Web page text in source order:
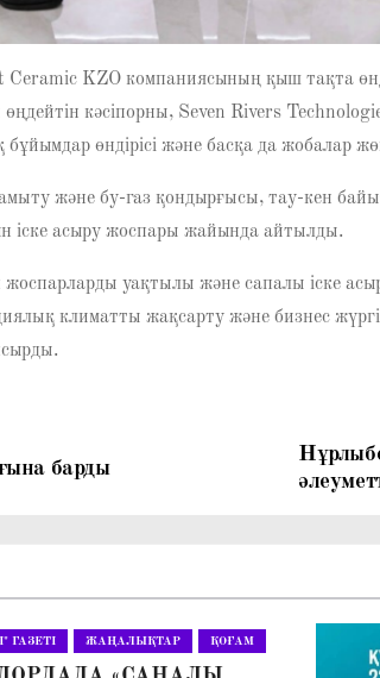
KZO компаниясының қыш тақта
кәсіпорны, Seven Rivers
өндірісі және басқа да жобалар
және бу-газ қондырғысы, тау-кен
іске асыру жоспары жайында айтылды.
уақтылы және сапалы іске
климатты жақсарту және бизнес
барды
ГАЗЕТІ ЖАҢАЛЫҚТАР ҚОҒАМ